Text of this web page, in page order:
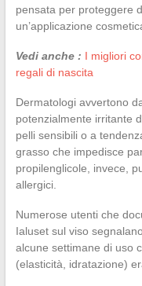
pensata per proteggere
un’applicazione
Vedi anche : I migliori
regali di nascita
Dermatologi avvertono
potenzialmente irritante
pelli sensibili o a
grasso che impedisce
propilenglicole, invece,
allergici.
Numerose utenti che
Ialuset sul viso
alcune settimane di uso
(elasticità, idratazione)